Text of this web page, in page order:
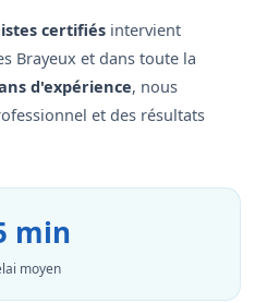
certifiés intervient
Brayeux et dans toute la
d'expérience, nous
et des résultats
min
moyen